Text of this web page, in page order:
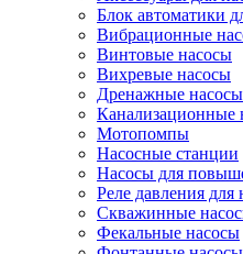
Блок автоматики
Вибрационные
Винтовые насосы
Вихревые насосы
Дренажные насосы
Канализационные
Мотопомпы
Насосные станции
Насосы для
Реле давления для
Скважинные
Фекальные насосы